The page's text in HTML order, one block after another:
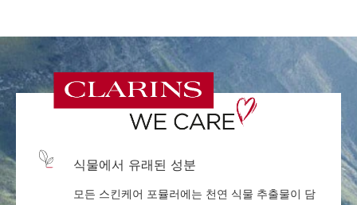
식물에서 유래된 성분
모든 스킨케어 포뮬러에는 천연 식물 추출물이 담